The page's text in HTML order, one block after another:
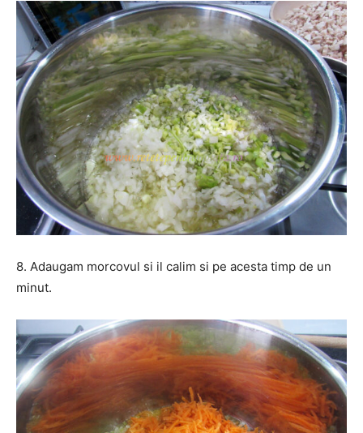
8. Adaugam morcovul si il calim si pe acesta timp de un
minut.